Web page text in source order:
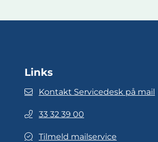
Links
Kontakt Servicedesk på mail
33 32 39 00
Tilmeld mailservice